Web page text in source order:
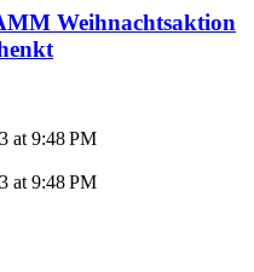
Weihnachtsaktion
at 9:48 PM
at 9:48 PM